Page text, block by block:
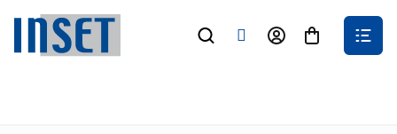
obsah
Nákupný